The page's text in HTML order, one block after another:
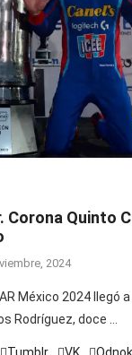
Corona Quinto
2024
México 2024 llegó a
Rodríguez, doce …